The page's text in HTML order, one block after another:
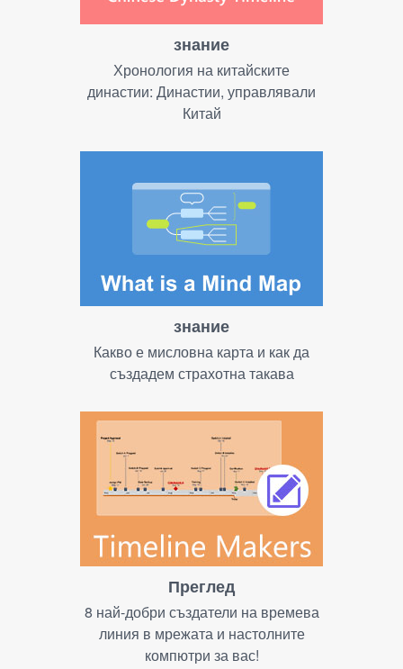
знание
Хронология на китайските
династии: Династии, управлявали
Китай
знание
Какво е мисловна карта и как да
създадем страхотна такава
Преглед
8 най-добри създатели на времева
линия в мрежата и настолните
компютри за вас!